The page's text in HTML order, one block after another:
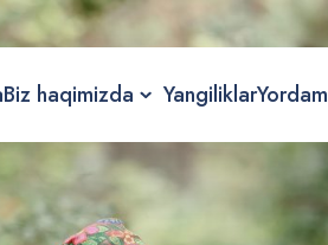
Biz haqimizda YangiliklarYordam